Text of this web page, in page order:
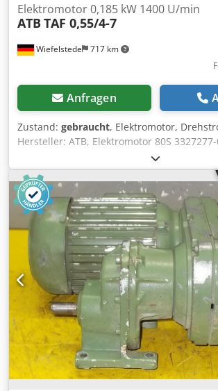
Wiefelstede 717 km
Elektromotor 0,185 kW 1400 U/min
ATB TAF 0,55/4-7
Anfragen
Zustand: gebraucht, Elektromotor,
Hersteller: ATB, Elektromotor 80S 3327277-
0,55/4-7 -Leistung: 0,185 KW -Drehzahl:
Ø 20 x 60 mm -Bauform: B5 Dodpfx Asih S
Schutzklasse: IP44 -Abmessungen: 230/
Gewicht: 8,1 kg